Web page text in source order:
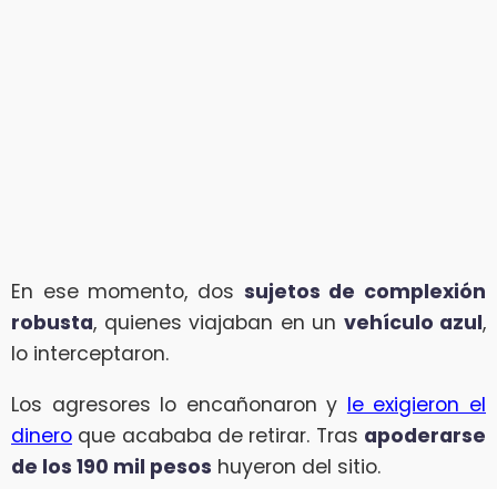
En ese momento, dos sujetos de complexión
robusta, quienes viajaban en un vehículo azul,
lo interceptaron.
Los agresores lo encañonaron y le exigieron el
dinero que acababa de retirar. Tras apoderarse
de los 190 mil pesos huyeron del sitio.